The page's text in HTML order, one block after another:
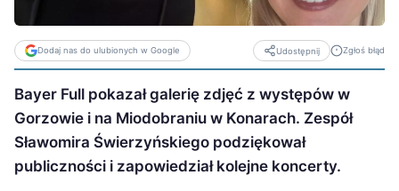
Dodaj nas do ulubionych w Google Udostępnij Zgłoś błąd
Bayer Full pokazał galerię zdjęć z występów w
Gorzowie i na Miodobraniu w Konarach. Zespół
Sławomira Świerzyńskiego podziękował
publiczności i zapowiedział kolejne koncerty.